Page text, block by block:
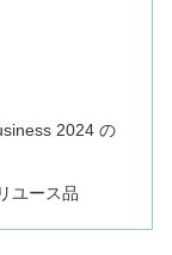
2024 の
ユース品